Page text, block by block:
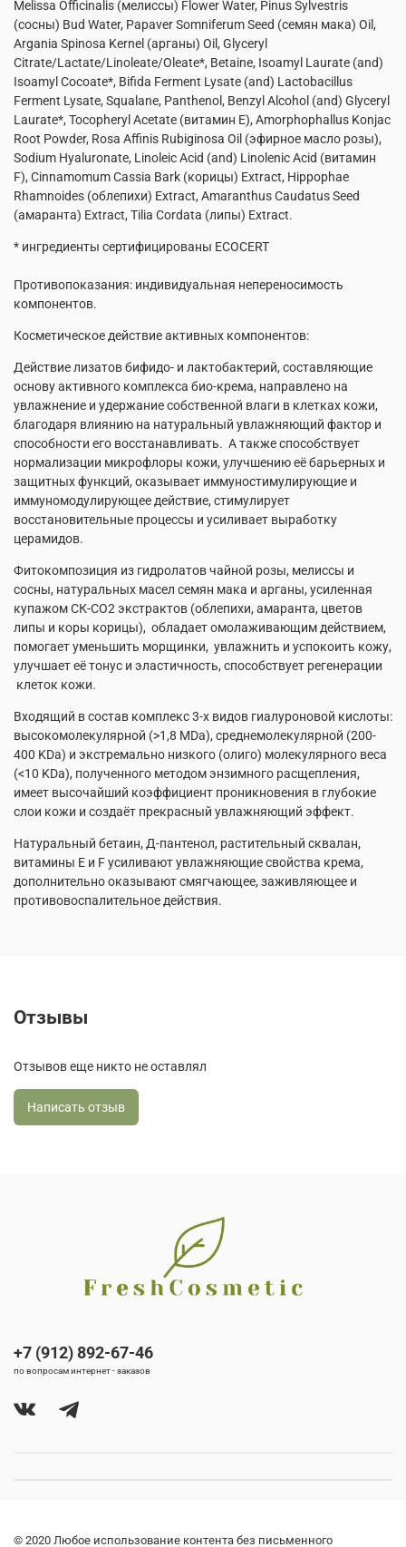
Melissa Officinalis (мелиссы) Flower Water, Pinus Sylvestris
(сосны) Bud Water, Papaver Somniferum Seed (семян мака) Oil,
Argania Spinosa Kernel (арганы) Oil, Glyceryl
Citrate/Lactate/Linoleate/Oleate*, Betaine, Isoamyl Laurate (and)
Isoamyl Cocoate*, Bifida Ferment Lysate (and) Lactobacillus
Ferment Lysate, Squalane, Panthenol, Benzyl Alcohol (and) Glyceryl
Laurate*, Tocopheryl Acetate (витамин Е), Amorphophallus Konjac
Root Powder, Rosa Affinis Rubiginosa Oil (эфирное масло розы),
Sodium Hyaluronate, Linoleic Acid (and) Linolenic Acid (витамин
F), Cinnamomum Cassia Bark (корицы) Extract, Hippophae
Rhamnoides (облепихи) Extract, Amaranthus Caudatus Seed
(амаранта) Extract, Tilia Cordata (липы) Extract.
* ингредиенты сертифицированы ECOCERT
Противопоказания: индивидуальная непереносимость
компонентов.
Косметическое действие активных компонентов:
Действие лизатов бифидо- и лактобактерий, составляющие
основу активного комплекса био-крема, направлено на
увлажнение и удержание собственной влаги в клетках кожи,
благодаря влиянию на натуральный увлажняющий фактор и
способности его восстанавливать. А также способствует
нормализации микрофлоры кожи, улучшению её барьерных и
защитных функций, оказывает иммуностимулирующие и
иммуномодулирующее действие, стимулирует
восстановительные процессы и усиливает выработку
церамидов.
Фитокомпозиция из гидролатов чайной розы, мелиссы и
сосны, натуральных масел семян мака и арганы, усиленная
купажом СК-СО2 экстрактов (облепихи, амаранта, цветов
липы и коры корицы), обладает омолаживающим действием,
помогает уменьшить морщинки, увлажнить и успокоить кожу,
улучшает её тонус и эластичность, способствует регенерации
клеток кожи.
Входящий в состав комплекс 3-х видов гиалуроновой кислоты:
высокомолекулярной (>1,8 MDa), среднемолекулярной (200-
400 KDa) и экстремально низкого (олиго) молекулярного веса
(<10 KDa), полученного методом энзимного расщепления,
имеет высочайший коэффициент проникновения в глубокие
слои кожи и создаёт прекрасный увлажняющий эффект.
Натуральный бетаин, Д-пантенол, растительный сквалан,
витамины Е и F усиливают увлажняющие свойства крема,
дополнительно оказывают смягчающее, заживляющее и
противовоспалительное действия.
Отзывы
Отзывов еще никто не оставлял
Написать отзыв
+7 (912) 892-67-46
по вопросам интернет - заказов
© 2020 Любое использование контента без письменного